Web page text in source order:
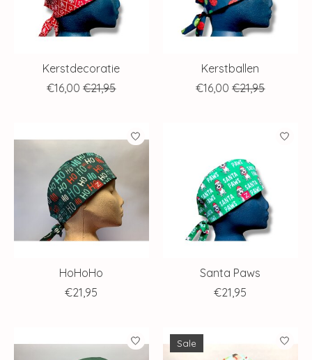
Kerstdecoratie
€16,00 €21,95
Kerstballen
€16,00 €21,95
HoHoHo
€21,95
Santa Paws
€21,95
Sale